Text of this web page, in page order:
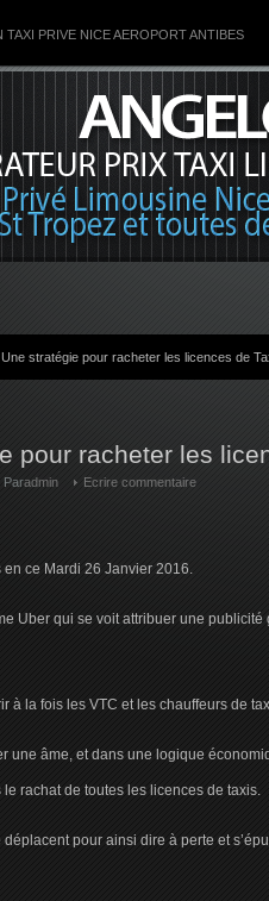
TAXI PRIVE NICE AEROPORT ANTIBES
stratégie pour racheter les licences de
pour racheter les
Paradmin Ecrire commentaire
ce Mardi 26 Janvier 2016.
Uber qui se voit attribuer une publicité
à la fois les VTC et les chauffeurs de
une âme, et dans une logique
rachat de toutes les licences de taxis.
pour ainsi dire à perte et